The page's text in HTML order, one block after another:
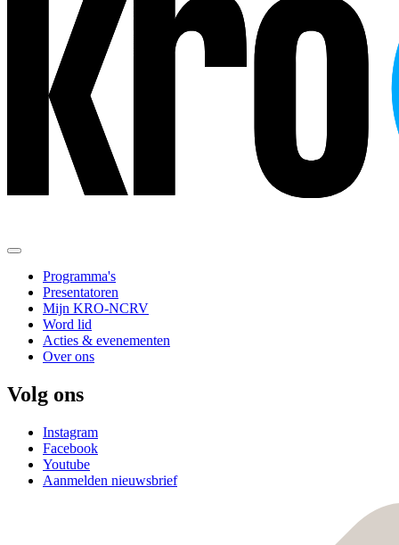
Programma's
Presentatoren
Mijn KRO-NCRV
Word lid
Acties & evenementen
Over ons
Volg ons
Instagram
Facebook
Youtube
Aanmelden nieuwsbrief